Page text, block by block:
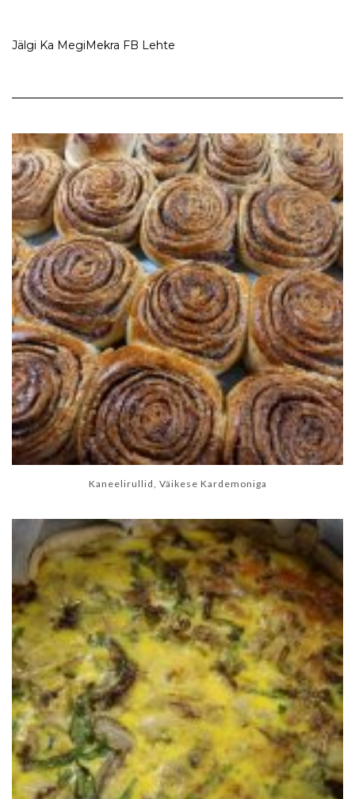
Jälgi Ka MegiMekra FB Lehte
Kaneelirullid, Väikese Kardemoniga